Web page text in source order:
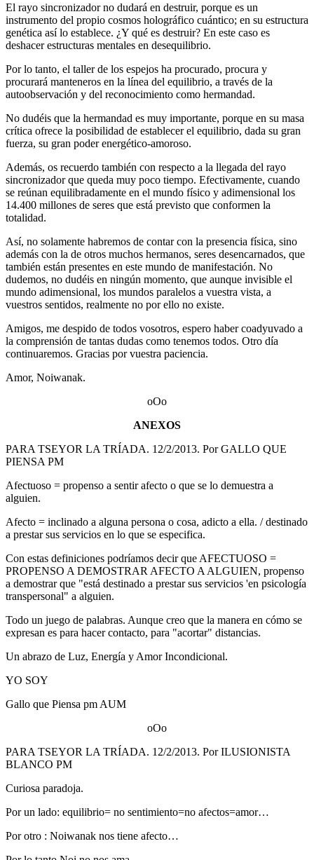
El rayo sincronizador no dudará en destruir, porque es un
instrumento del propio cosmos holográfico cuántico; en su estructura
genética así lo establece. ¿Y qué es destruir? En este caso es
deshacer estructuras mentales en desequilibrio.
Por lo tanto, el taller de los espejos ha procurado, procura y
procurará manteneros en la línea del equilibrio, a través de la
autoobservación y del reconocimiento como hermandad.
No dudéis que la hermandad es muy importante, porque en su masa
crítica ofrece la posibilidad de establecer el equilibrio, dada su gran
fuerza, su gran poder energético-amoroso.
Además, os recuerdo también con respecto a la llegada del rayo
sincronizador que queda muy poco tiempo. Efectivamente, cuando
se reúnan equilibradamente en el mundo físico y adimensional los
14.400 millones de seres que está previsto que conformen la
totalidad.
Así, no solamente habremos de contar con la presencia física, sino
además con la de otros muchos hermanos, seres desencarnados, que
también están presentes en este mundo de manifestación. No
dudemos, no dudéis en ningún momento, que aunque invisible el
mundo adimensional, los mundos paralelos a vuestra vista, a
vuestros sentidos, realmente no por ello no existe.
Amigos, me despido de todos vosotros, espero haber coadyuvado a
la comprensión de tantas dudas como tenemos todos. Otro día
continuaremos. Gracias por vuestra paciencia.
Amor, Noiwanak.
oOo
ANEXOS
PARA TSEYOR LA TRÍADA. 12/2/2013. Por GALLO QUE
PIENSA PM
Afectuoso = propenso a sentir afecto o que se lo demuestra a
alguien.
Afecto = inclinado a alguna persona o cosa, adicto a ella. / destinado
a prestar sus servicios en lo que se especifica.
Con estas definiciones podríamos decir que AFECTUOSO =
PROPENSO A DEMOSTRAR AFECTO A ALGUIEN, propenso
a demostrar que "está destinado a prestar sus servicios 'en psicología
transpersonal" a alguien.
Todo un juego de palabras. Aunque creo que la manera en cómo se
expresan es para hacer contacto, para "acortar" distancias.
Un abrazo de Luz, Energía y Amor Incondicional.
YO SOY
Gallo que Piensa pm AUM
oOo
PARA TSEYOR LA TRÍADA. 12/2/2013. Por ILUSIONISTA
BLANCO PM
Curiosa paradoja.
Por un lado: equilibrio= no sentimiento=no afectos=amor…
Por otro : Noiwanak nos tiene afecto…